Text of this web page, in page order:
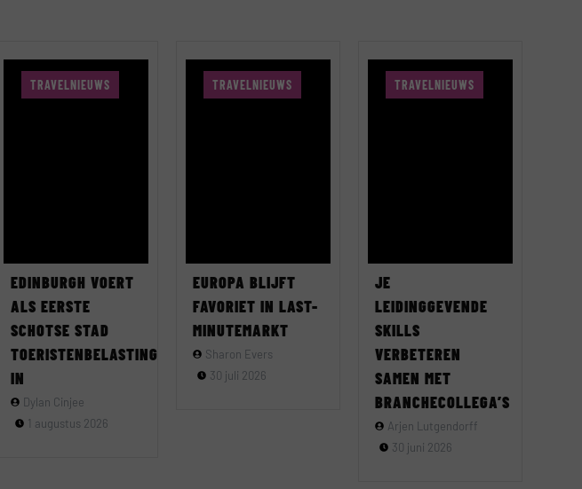
TRAVELNIEUWS
EDINBURGH VOERT
ALS EERSTE
SCHOTSE STAD
TOERISTENBELASTING
IN
Dylan Cinjee
1 augustus 2026
TRAVELNIEUWS
EUROPA BLIJFT
FAVORIET IN LAST-
MINUTEMARKT
Sharon Evers
30 juli 2026
TRAVELNIEUWS
JE
LEIDINGGEVENDE
SKILLS
VERBETEREN
SAMEN MET
BRANCHECOLLEGA’S
Arjen Lutgendorff
30 juni 2026